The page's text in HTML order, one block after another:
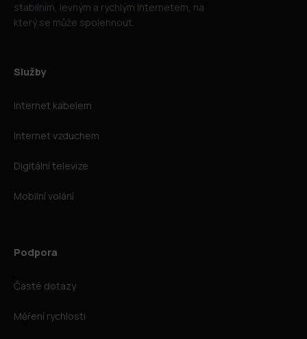
stabilním, levným a rychlým internetem, na
který se může spolehnout.
Služby
Internet kabelem
Internet vzduchem
Digitální televize
Mobilní volání
Podpora
Časté dotazy
Měření rychlosti